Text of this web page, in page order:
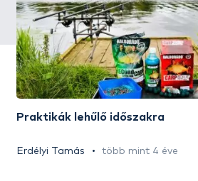
Praktikák lehűlő időszakra
Erdélyi Tamás több mint 4 éve